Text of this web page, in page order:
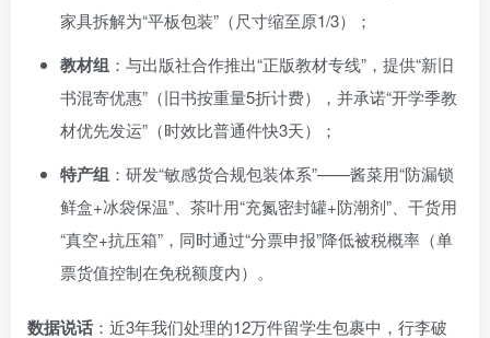
家具拆解为“平板包装”（尺寸缩至原1/3）；
教材组 ：与出版社合作推出“正版教材专线”，提供“新旧
书混寄优惠”（旧书按重量5折计费），并承诺“开学季教
材优先发运”（时效比普通件快3天）；
特产组 ：研发“敏感货合规包装体系”——酱菜用“防漏锁
鲜盒+冰袋保温”、茶叶用“充氮密封罐+防潮剂”、干货用
“真空+抗压箱”，同时通过“分票申报”降低被税概率（单
票货值控制在免税额度内）。
数据说话 ：近3年我们处理的12万件留学生包裹中，行李破